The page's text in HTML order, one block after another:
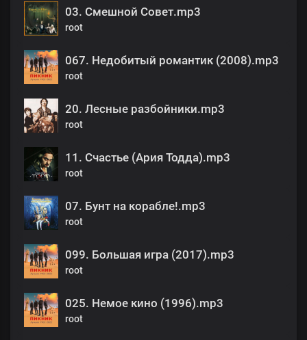
03. Смешной Совет.mp3
root
067. Недобитый романтик (2008).mp3
root
20. Лесные разбойники.mp3
root
11. Счастье (Ария Тодда).mp3
root
07. Бунт на корабле!.mp3
root
099. Большая игра (2017).mp3
root
025. Немое кино (1996).mp3
root